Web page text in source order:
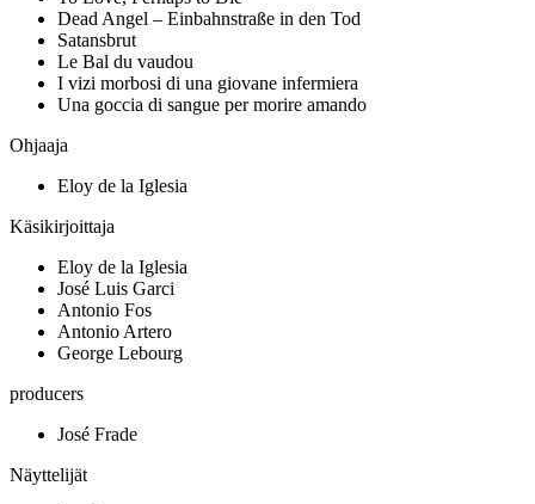
Dead Angel – Einbahnstraße in den Tod
Satansbrut
Le Bal du vaudou
I vizi morbosi di una giovane infermiera
Una goccia di sangue per morire amando
Ohjaaja
Eloy de la Iglesia
Käsikirjoittaja
Eloy de la Iglesia
José Luis Garci
Antonio Fos
Antonio Artero
George Lebourg
producers
José Frade
Näyttelijät